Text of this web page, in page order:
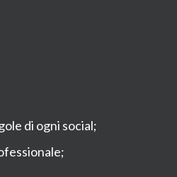
di ogni social;